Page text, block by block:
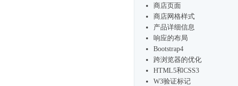
商店页面
商店网格样式
产品详细信息
响应的布局
Bootstrap4
跨浏览器的优化
HTML5和CSS3
W3验证标记